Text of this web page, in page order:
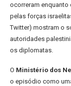
ocorreram enquanto
pelas forças
Twitter) mostram o
autoridades
os diplomatas.
O Ministério dos
o episódio como